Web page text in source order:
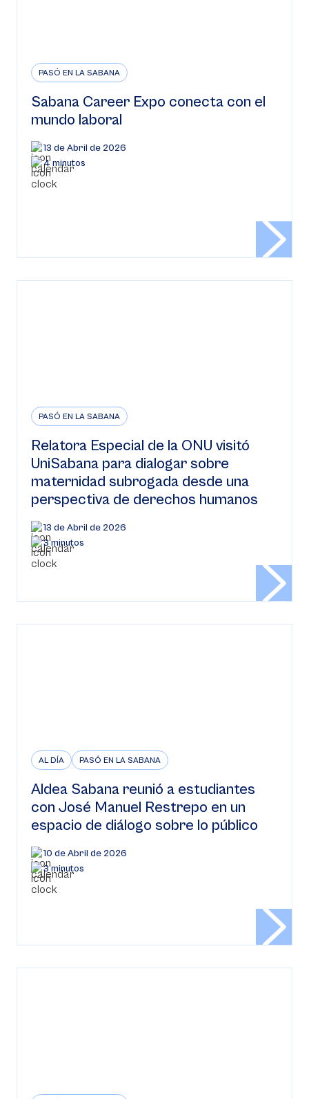
PASÓ EN LA SABANA
Sabana Career Expo conecta con el
mundo laboral
13 de Abril de 2026
4 minutos
PASÓ EN LA SABANA
Relatora Especial de la ONU visitó
UniSabana para dialogar sobre
maternidad subrogada desde una
perspectiva de derechos humanos
13 de Abril de 2026
3 minutos
AL DÍA PASÓ EN LA SABANA
Aldea Sabana reunió a estudiantes
con José Manuel Restrepo en un
espacio de diálogo sobre lo público
10 de Abril de 2026
3 minutos